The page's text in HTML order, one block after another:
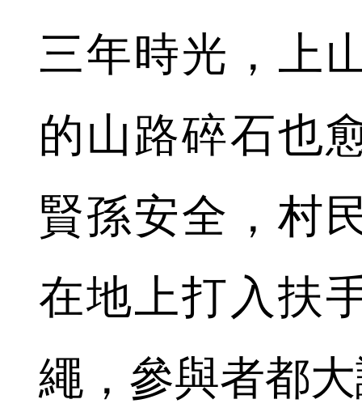
三年時光，上
的山路碎石也
賢孫安全，村
在地上打入扶
繩，參與者都